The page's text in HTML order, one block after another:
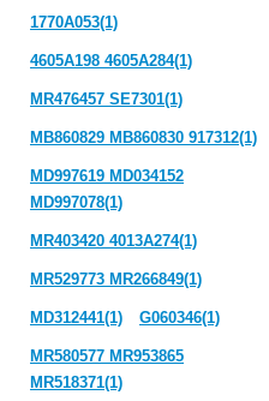
1770A053(1)
4605A198 4605A284(1)
MR476457 SE7301(1)
MB860829 MB860830 917312(1)
MD997619 MD034152
MD997078(1)
MR403420 4013A274(1)
MR529773 MR266849(1)
MD312441(1) G060346(1)
MR580577 MR953865
MR518371(1)